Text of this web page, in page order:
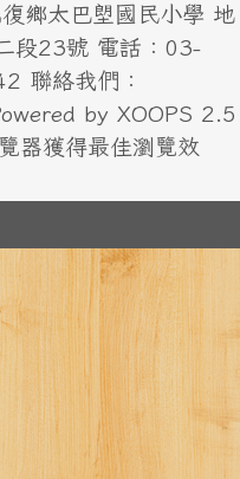
鄉太巴塱國民小學 地
段23號 電話：03-
聯絡我們：
by XOOPS 2.5
器獲得最佳瀏覽效